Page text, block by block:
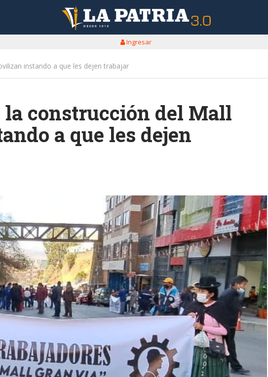
Ingresar
instando a que les dejen trabajar
la construcción del Mall
a que les dejen